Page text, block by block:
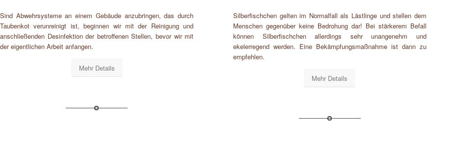
Sind Abwehrsysteme an einem Gebäude anzubringen, das durch
Taubenkot verunreinigt ist, beginnen wir mit der Reinigung und
anschließenden Desinfektion der betroffenen Stellen, bevor wir mit
der eigentlichen Arbeit anfangen.
Mehr Details
Silberfischchen gelten im Normalfall als Lästlinge und stellen dem
Menschen gegenüber keine Bedrohung dar! Bei stärkerem Befall
können Silberfischchen allerdings sehr unangenehm und
ekelerregend werden. Eine Bekämpfungsmaßnahme ist dann zu
empfehlen.
Mehr Details